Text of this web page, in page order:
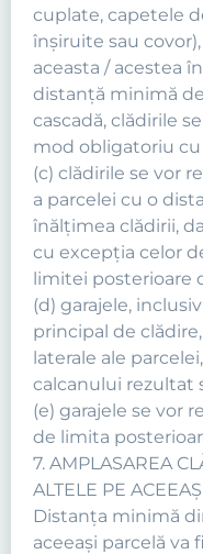
cuplate, capetele
înşiruite sau
aceasta / acestea
distanţă minimă
cascadă, clădirile
mod obligatoriu
(c) clădirile se vor
a parcelei cu o
înălţimea clădirii,
cu excepţia celor
limitei posterioare
(d) garajele,
principal de
laterale ale
calcanului rezultat
(e) garajele se vor
de limita
7. AMPLASAREA
ALTELE PE
Distanţa minimă
aceeaşi parcelă va